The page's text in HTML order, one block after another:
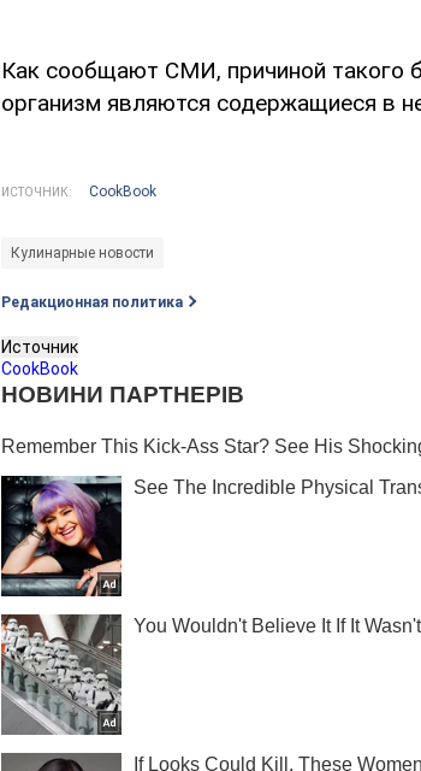
Как сообщают СМИ, причиной такого
организм являются содержащиеся в
ИСТОЧНИК: CookBook
Кулинарные новости
Редакционная политика
Источник
CookBook